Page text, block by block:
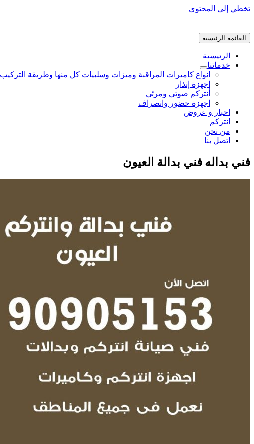
تخطي إلى المحتوى
القائمة الرئيسية
الرئيسية
خدماتنا
انواع كاميرات المراقبة وميزات وسلبيات كل منها وطريقة التركيب
اجهزة إنذار
أنتركم صوتي ومرئي
اجهزة حضور وانصراف
اخبار و عروض
انتركم
من نحن
اتصل بنا
فني بداله فني بدالة العيون